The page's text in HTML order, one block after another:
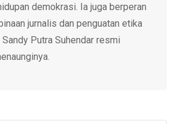
demokrasi. Ia juga berperan
jurnalis dan penguatan etika
Putra Suhendar resmi